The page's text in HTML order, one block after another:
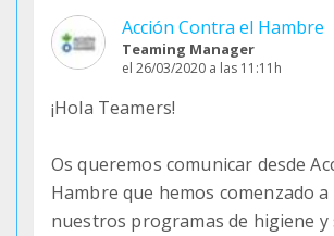
Acción Contra el Hambre
Teaming Manager
el 26/03/2020 a las 11:11h
¡Hola Teamers!
Os queremos comunicar desde
Hambre que hemos comenzado
nuestros programas de higiene y